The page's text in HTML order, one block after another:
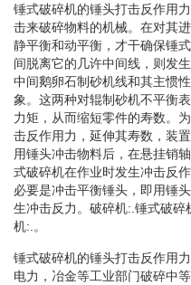
锤式破碎机的锤头打击反作用
击来破碎物料的机械。在对其
静平衡和动平衡，才干确保锤
间脱离它的几许中间线，则发
中间鹅卵石制砂机线和其主惯
象。这两种对辊制砂机不平衡
力矩，从而缩短零件的寿数。
击反作用力，延伸其寿数，装
用锤头冲击物料后，在悬挂销
式破碎机在作业时发生冲击反
必要是冲击平衡锤头，即用锤
生冲击反力。破碎机:.锤式破
机:.。
锤式破碎机的锤头打击反作用
电力，冶金等工业部门破碎中